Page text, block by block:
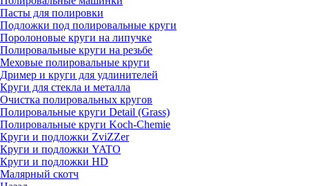
Пасты для полировки
Подложки под полировальные круги
Поролоновые круги на липучке
Полировальные круги на резьбе
Меховые полировальные круги
Дример и круги для удлинителей
Круги для стекла и металла
Очистка полировальных кругов
Полировальные круги Detail (Grass)
Полировальные круги Koch-Chemie
Круги и подложки ZviZZer
Круги и подложки YATO
Круги и подложки HD
Малярный скотч